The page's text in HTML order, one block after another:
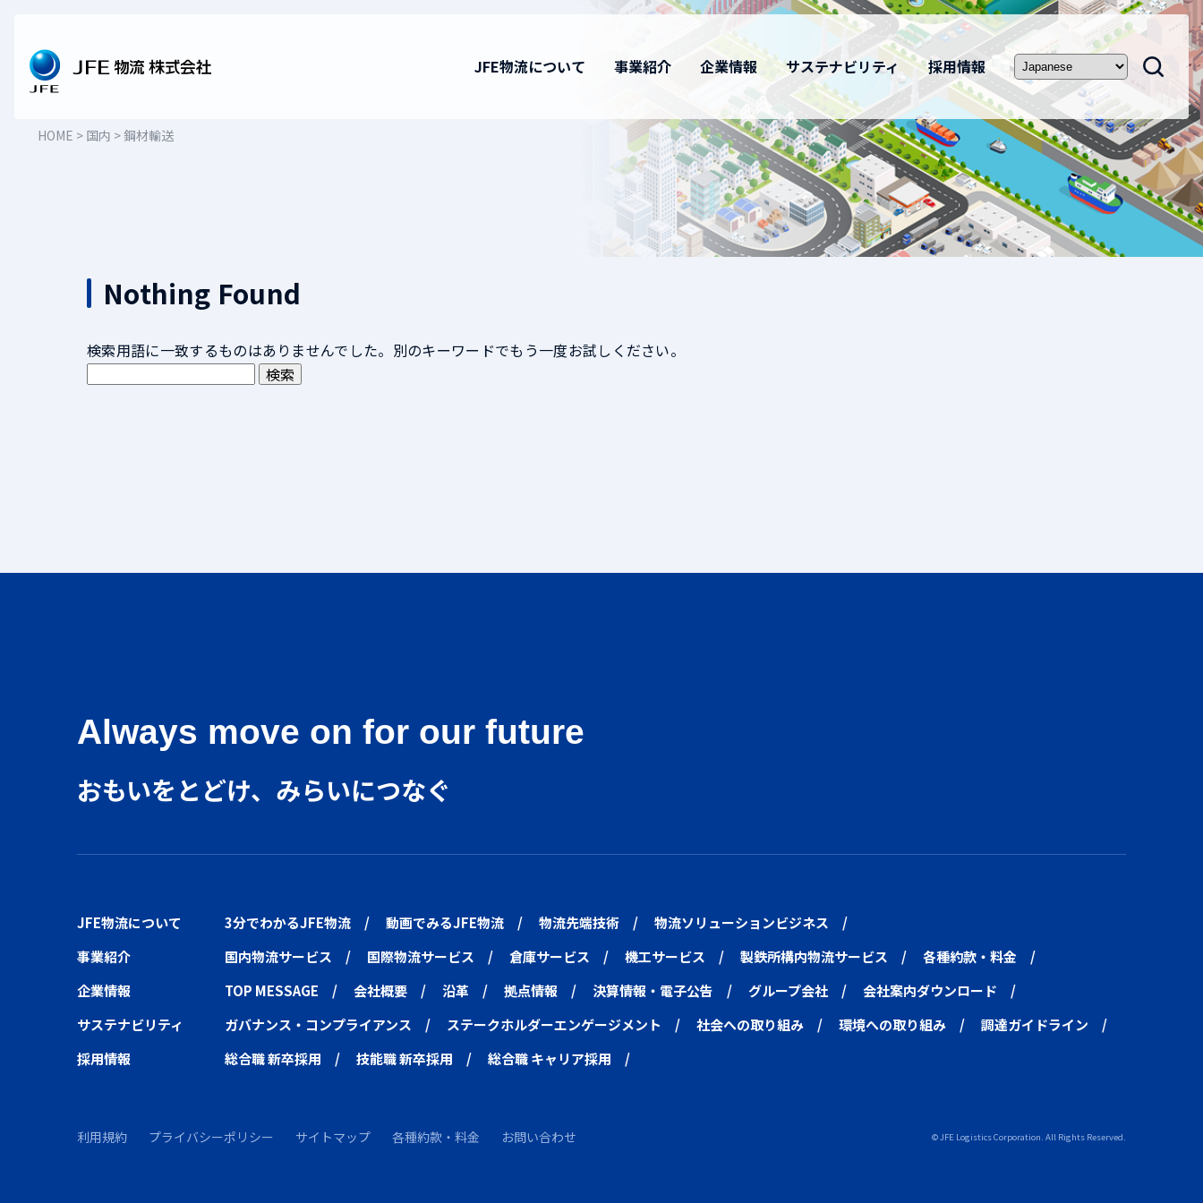
JFE物流について
事業紹介 企業情報 サステナビリティ 採用情報
HOME > 国内 >鋼材輸送
Nothing Found
検索用語に一致するものはありませんでした。別のキーワードでもう一度お試しください。
Always move on for our future
おもいをとどけ、みらいにつなぐ
JFE物流について 3分でわかるJFE物流 動画でみるJFE物流 物流先端技術
物流ソリューションビジネス
事業紹介
国内物流サービス 国際物流サービス 倉庫サービス 機工サービス 製鉄所構内物流サービス
各種約款・料金
企業情報
TOP MESSAGE 会社概要 沿革 拠点情報 決算情報・電子公告 グループ会社
会社案内ダウンロード
サステナビリティ
ガバナンス・コンプライアンス ステークホルダーエンゲージメント 社会への取り組み 環境への取り組み
調達ガイドライン
採用情報
総合職 新卒採用 技能職 新卒採用 総合職 キャリア採用
利用規約 プライバシーポリシー サイトマップ 各種約款・料金 お問い合わせ © JFE Logistics Corporation. All Rights Reserved.